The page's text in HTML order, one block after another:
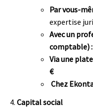
Par vous-
expertise
Avec un
comptable) :
Via une
€
Chez
4. Capital social